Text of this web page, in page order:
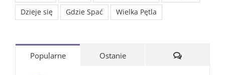
Dzieje się
Gdzie Spać Wielka Pętla
Popularne Ostanie Komentarze